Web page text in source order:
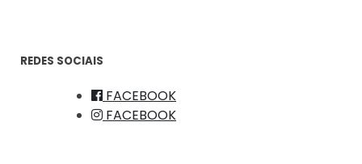
REDES SOCIAIS
FACEBOOK
FACEBOOK